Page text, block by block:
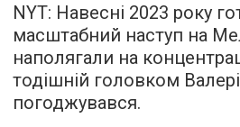
NYT: Навесні 2023 року
масштабний наступ на
наполягали на
тодішній головком
погоджувався.